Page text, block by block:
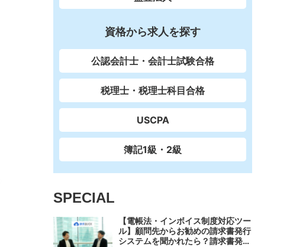
資格から求人を探す
公認会計士・会計士試験合格
税理士・税理士科目合格
USCPA
簿記1級・2級
SPECIAL
【電帳法・インボイス制度対応ツー
ル】顧問先からお勧めの請求書発行
システムを聞かれたら？請求書発行